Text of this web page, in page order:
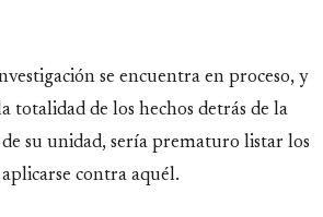
se encuentra en proceso, y
totalidad de los hechos detrás de la
su unidad, sería prematuro listar los
contra aquél.